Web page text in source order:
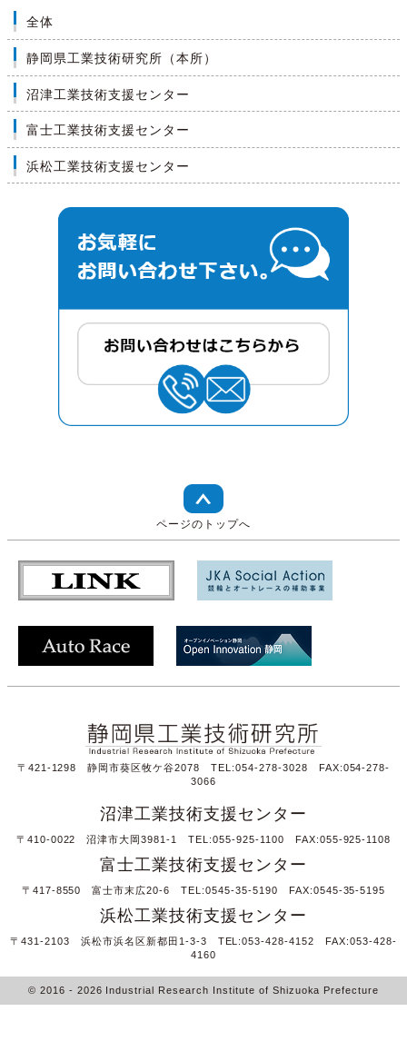
全体
静岡県工業技術研究所（本所）
沼津工業技術支援センター
富士工業技術支援センター
浜松工業技術支援センター
ページのトップへ
〒421-1298 静岡市葵区牧ケ谷2078 TEL:054-278-3028 FAX:054-278-
3066
沼津工業技術支援センター
〒410-0022 沼津市大岡3981-1 TEL:055-925-1100 FAX:055-925-1108
富士工業技術支援センター
〒417-8550 富士市末広20-6 TEL:0545-35-5190 FAX:0545-35-5195
浜松工業技術支援センター
〒431-2103 浜松市浜名区新都田1-3-3 TEL:053-428-4152 FAX:053-428-
4160
© 2016 - 2026 Industrial Research Institute of Shizuoka Prefecture